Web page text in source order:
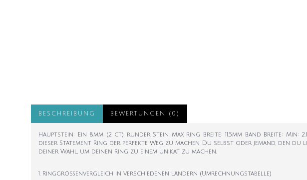
BESCHREIBUNG BEWERTUNGEN (0)
Hauptstein: Ein 8mm (2 ct) runder Stein Max Ring Breite: 11.5mm Band Breite:
dieser Statement Ring der perfekte Weg zu machen Du selbst oder jemand, den
deiner Wahl, um deinen Ring zu einem Unikat zu machen.
1. Ringgrößenvergleich in verschiedenen Ländern (Umrechnungstabelle)